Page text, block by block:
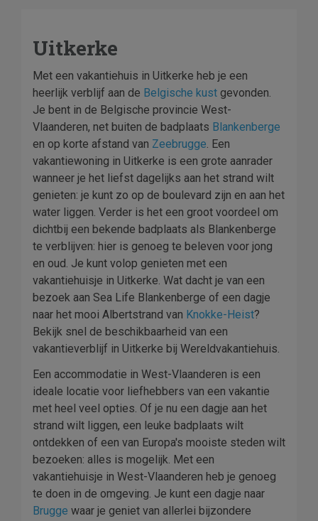
Uitkerke
Met een vakantiehuis in Uitkerke heb je een
heerlijk verblijf aan de Belgische kust gevonden.
Je bent in de Belgische provincie West-
Vlaanderen, net buiten de badplaats Blankenberge
en op korte afstand van Zeebrugge. Een
vakantiewoning in Uitkerke is een grote aanrader
wanneer je het liefst dagelijks aan het strand wilt
genieten: je kunt zo op de boulevard zijn en aan het
water liggen. Verder is het een groot voordeel om
dichtbij een bekende badplaats als Blankenberge
te verblijven: hier is genoeg te beleven voor jong
en oud. Je kunt volop genieten met een
vakantiehuisje in Uitkerke. Wat dacht je van een
bezoek aan Sea Life Blankenberge of een dagje
naar het mooi Albertstrand van Knokke-Heist?
Bekijk snel de beschikbaarheid van een
vakantieverblijf in Uitkerke bij Wereldvakantiehuis.
Een accommodatie in West-Vlaanderen is een
ideale locatie voor liefhebbers van een vakantie
met heel veel opties. Of je nu een dagje aan het
strand wilt liggen, een leuke badplaats wilt
ontdekken of een van Europa's mooiste steden wilt
bezoeken: alles is mogelijk. Met een
vakantiehuisje in West-Vlaanderen heb je genoeg
te doen in de omgeving. Je kunt een dagje naar
Brugge waar je geniet van allerlei bijzondere